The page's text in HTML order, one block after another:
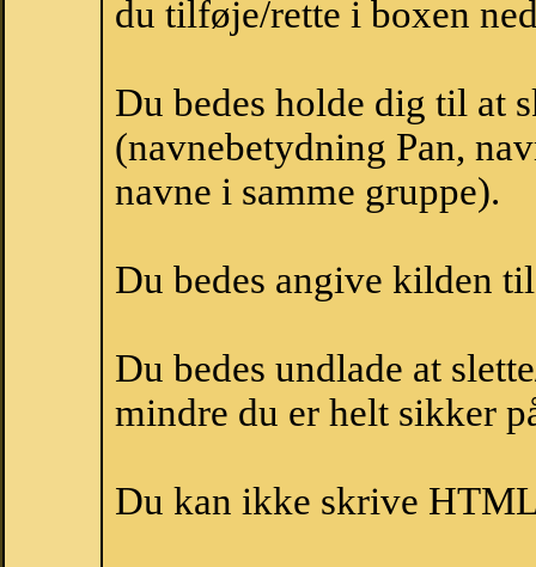
du tilføje/rette i boxen
Du bedes holde dig til at
(navnebetydning Pan,
navne i samme gruppe).
Du bedes angive kilden
Du bedes undlade at
mindre du er helt sikker
Du kan ikke skrive